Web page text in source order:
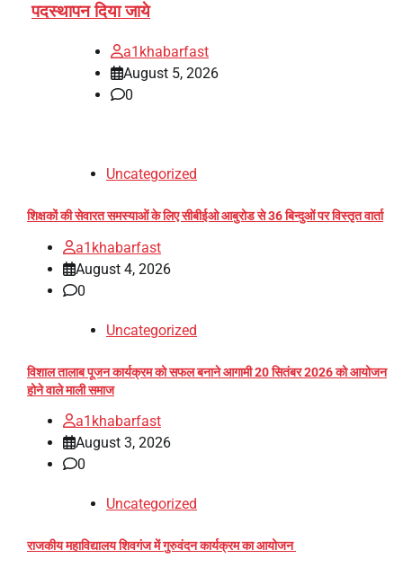
पदस्थापन दिया जाये
a1khabarfast
August 5, 2026
0
Uncategorized
शिक्षकों की सेवारत समस्याओं के लिए सीबीईओ आबुरोड से 36 बिन्दुओं पर विस्तृत वार्ता
a1khabarfast
August 4, 2026
0
Uncategorized
विशाल तालाब पूजन कार्यक्रम को सफल बनाने आगामी 20 सितंबर 2026 को आयोजन
होने वाले माली समाज
a1khabarfast
August 3, 2026
0
Uncategorized
राजकीय महाविद्यालय शिवगंज में गुरुवंदन कार्यक्रम का आयोजन